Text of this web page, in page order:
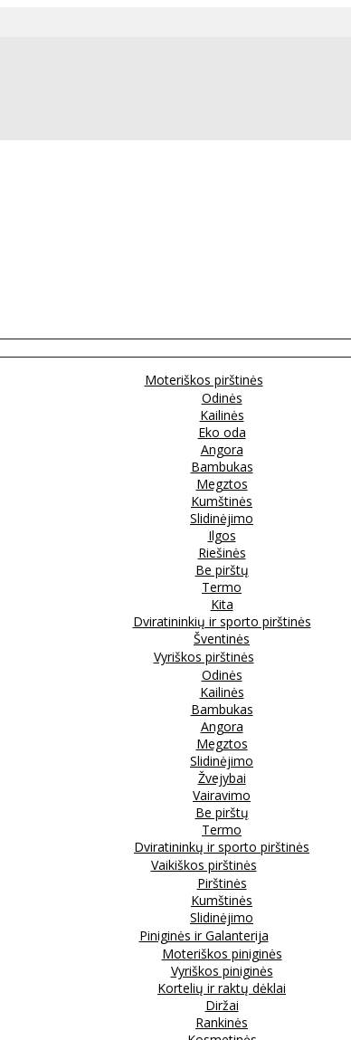
Moteriškos pirštinės
Odinės
Kailinės
Eko oda
Angora
Bambukas
Megztos
Kumštinės
Slidinėjimo
Ilgos
Riešinės
Be pirštų
Termo
Kita
Dviratininkių ir sporto pirštinės
Šventinės
Vyriškos pirštinės
Odinės
Kailinės
Bambukas
Angora
Megztos
Slidinėjimo
Žvejybai
Vairavimo
Be pirštų
Termo
Dviratininkų ir sporto pirštinės
Vaikiškos pirštinės
Pirštinės
Kumštinės
Slidinėjimo
Piniginės ir Galanterija
Moteriškos piniginės
Vyriškos piniginės
Kortelių ir raktų dėklai
Diržai
Rankinės